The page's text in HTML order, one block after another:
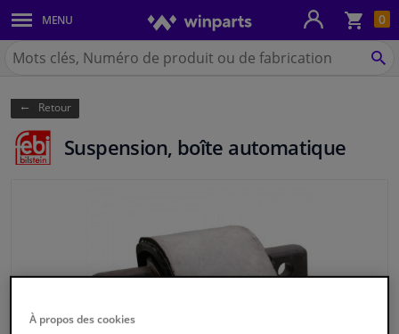
0
MENU
Carrosserie & tôles
Feux & ampoules
Freinage
Système d'échappement
Refroidissement & chauffage
Chercher
Winparts.be
Retour
Suspension, boîte automatique
À propos des cookies